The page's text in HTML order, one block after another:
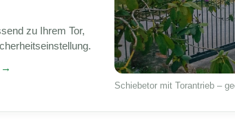
zu Ihrem Tor,
→
Schiebetor mit Torantrieb –